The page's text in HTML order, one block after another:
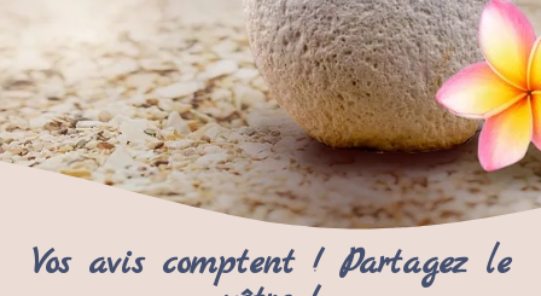
Vos avis comptent ! Partagez le